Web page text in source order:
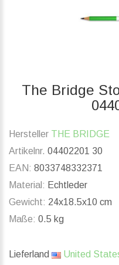
The Bridge
Hersteller THE BRIDGE
Artikelnr. 04402201 30
EAN: 8033748332371
Material: Echtleder
Gewicht: 24x18.5x10 cm
Maße: 0.5 kg
Lieferland United